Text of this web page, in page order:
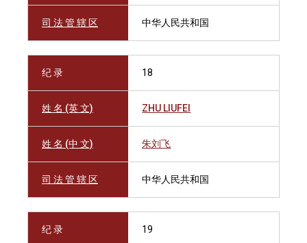
司 法 管 辖 区 中华人民共和国
纪 录 18
姓 名 (英 文) ZHU LIUFEI
姓 名 (中 文) 朱刘飞
司 法 管 辖 区 中华人民共和国
纪 录 19